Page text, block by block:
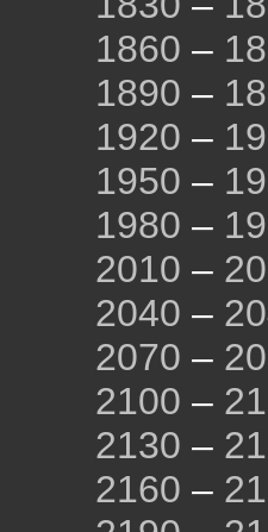
1860 –
1890 –
1920 –
1950 –
1980 –
2010 –
2040 –
2070 –
2100 –
2130 –
2160 –